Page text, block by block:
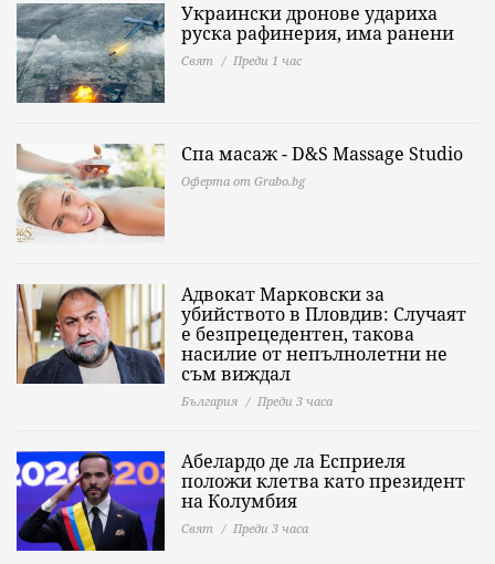
Украински дронове удариха
руска рафинерия, има ранени
Свят Преди 1 час
Спа масаж - D&S Massage Studio
Оферта от Grabo.bg
Адвокат Марковски за
убийството в Пловдив: Случаят
е безпрецедентен, такова
насилие от непълнолетни не
съм виждал
България Преди 3 часа
Абелардо де ла Есприеля
положи клетва като президент
на Колумбия
Свят Преди 3 часа